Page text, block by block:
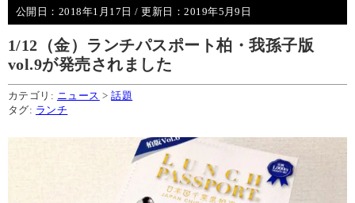
公開日： 2018年1月17日 / 更新日：2019年5月9日
1/12（金）ランチパスポート柏・我孫子版
vol.9が発売されました
カテゴリ: ニュース >話題
タグ: ランチ